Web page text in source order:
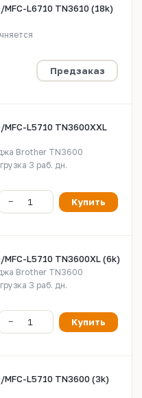
L6710 TN3610 (18k)
Предзаказ
L5710 TN3600XXL
Brother TN3600
3 раб. дн.
Купить
L5710 TN3600XL (6k)
Brother TN3600
3 раб. дн.
Купить
L5710 TN3600 (3k)